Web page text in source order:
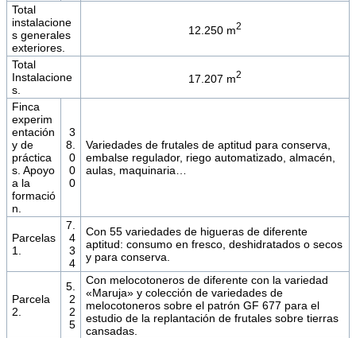
Total
instalacione
s generales
exteriores.
12.250 m2
Total
Instalacione
s.
17.207 m2
Finca
experim
entación
y de
práctica
s. Apoyo
a la
formació
n.
3
8.
0
0
0
Variedades de frutales de aptitud para conserva,
embalse regulador, riego automatizado, almacén,
aulas, maquinaria…
Parcelas
1.
7.
4
3
4
Con 55 variedades de higueras de diferente
aptitud: consumo en fresco, deshidratados o secos
y para conserva.
Parcela
2.
5.
2
2
5
Con melocotoneros de diferente con la variedad
«Maruja» y colección de variedades de
melocotoneros sobre el patrón GF 677 para el
estudio de la replantación de frutales sobre tierras
cansadas.